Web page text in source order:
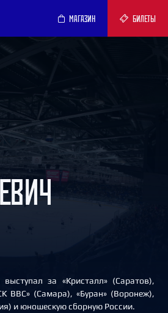
МАГАЗИН БИЛЕТЫ
выступал за «Кристалл» (Саратов),
ВВС» (Самара), «Буран» (Воронеж),
и юношескую сборную России.